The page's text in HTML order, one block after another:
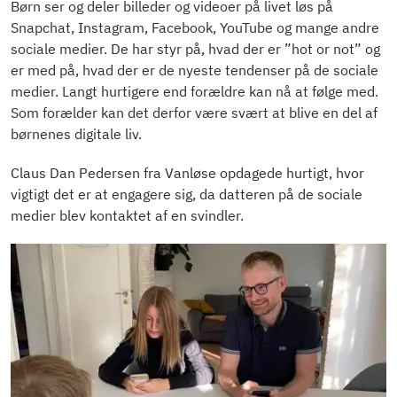
Børn ser og deler billeder og videoer på livet løs på
Snapchat, Instagram, Facebook, YouTube og mange andre
sociale medier. De har styr på, hvad der er ”hot or not” og
er med på, hvad der er de nyeste tendenser på de sociale
medier. Langt hurtigere end forældre kan nå at følge med.
Som forælder kan det derfor være svært at blive en del af
børnenes digitale liv.
Claus Dan Pedersen fra Vanløse opdagede hurtigt, hvor
vigtigt det er at engagere sig, da datteren på de sociale
medier blev kontaktet af en svindler.